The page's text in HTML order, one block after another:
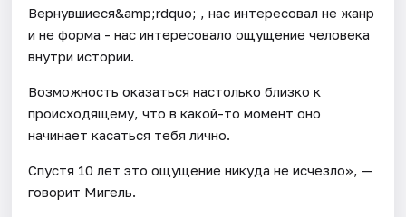
Вернувшиеся&amp;rdquo; , нас интересовал не жанр
и не форма - нас интересовало ощущение человека
внутри истории.
Возможность оказаться настолько близко к
происходящему, что в какой-то момент оно
начинает касаться тебя лично.
Спустя 10 лет это ощущение никуда не исчезло», —
говорит Мигель.